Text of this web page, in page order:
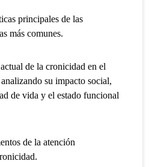
principales de las
más comunes.
de la cronicidad en el
su impacto social,
de vida y el estado funcional
de la atención